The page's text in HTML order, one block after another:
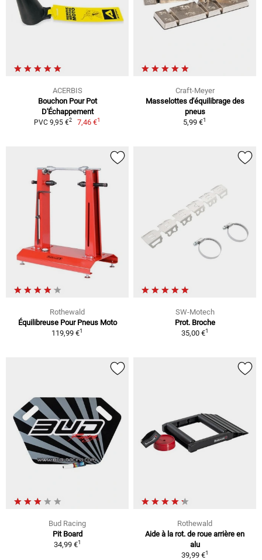
ACERBIS
Bouchon Pour Pot
D'Échappement
PVC 9,95 €2 7,46 €1
Craft-Meyer
Masselottes d'équilibrage des
pneus
5,99 €1
Rothewald
Équilibreuse Pour Pneus Moto
119,99 €1
SW-Motech
Prot. Broche
35,00 €1
Bud Racing
Pit Board
34,99 €1
Rothewald
Aide à la rot. de roue arrière en
alu
39,99 €1